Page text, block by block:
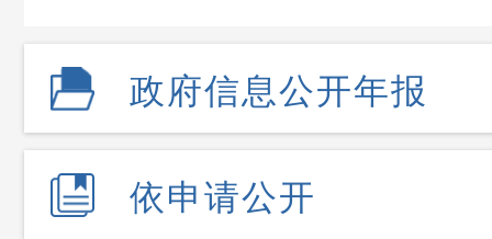
政府信息公开年报
依申请公开